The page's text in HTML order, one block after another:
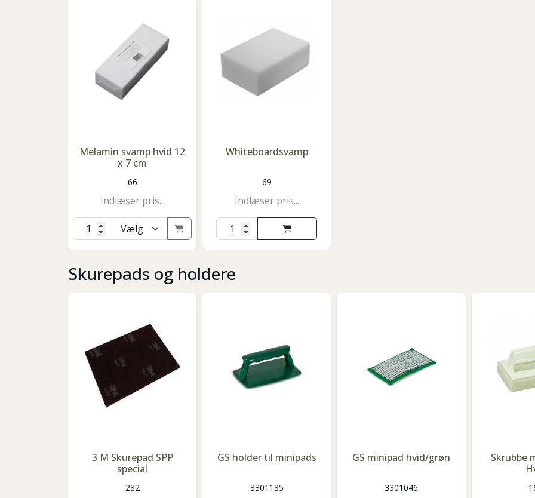
Melamin svamp hvid 12
x 7 cm
66
Indlæser pris...
Whiteboardsvamp
69
Indlæser pris...
Skurepads og holdere
3 M Skurepad SPP
special
282
GS holder til minipads
3301185
GS minipad hvid/grøn
3301046
Skrubbe